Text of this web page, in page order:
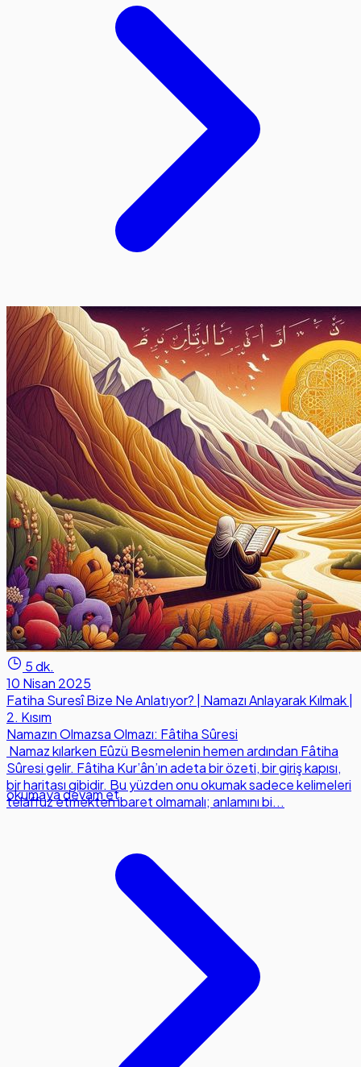
5 dk.
10 Nisan 2025
Fatiha Suresî Bize Ne Anlatıyor? | Namazı Anlayarak Kılmak |
2. Kısım
Namazın Olmazsa Olmazı: Fâtiha Sûresi
Namaz kılarken Eûzü Besmelenin hemen ardından Fâtiha
Sûresi gelir. Fâtiha Kur’ân’ın adeta bir özeti, bir giriş kapısı,
bir haritası gibidir. Bu yüzden onu okumak sadece kelimeleri
telaffuz etmekten ibaret olmamalı; anlamını bi...
okumaya devam et